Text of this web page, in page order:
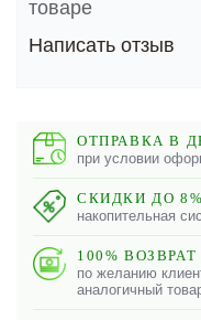
товаре
Написать отзыв
ОТПРАВКА В
при условии
СКИДКИ ДО 8%
накопительная
100%
по желанию
аналогичный